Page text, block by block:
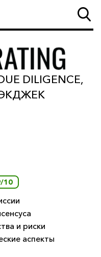
DILIGENCE,
10
и риски
аспекты